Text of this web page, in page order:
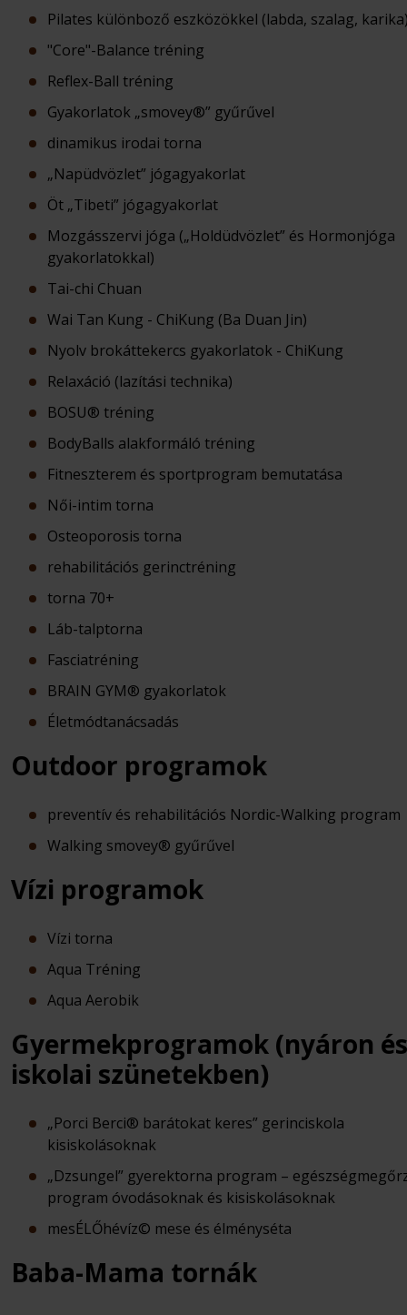
Pilates különboző eszközökkel (labda, szalag,
"Core"-Balance tréning
Reflex-Ball tréning
Gyakorlatok „smovey®” gyűrűvel
dinamikus irodai torna
„Napüdvözlet” jógagyakorlat
Öt „Tibeti” jógagyakorlat
Mozgásszervi jóga („Holdüdvözlet” és Hormonjóga
gyakorlatokkal)
Tai-chi Chuan
Wai Tan Kung - ChiKung (Ba Duan Jin)
Nyolv brokáttekercs gyakorlatok - ChiKung
Relaxáció (lazítási technika)
BOSU® tréning
BodyBalls alakformáló tréning
Fitneszterem és sportprogram bemutatása
Női-intim torna
Osteoporosis torna
rehabilitációs gerinctréning
torna 70+
Láb-talptorna
Fasciatréning
BRAIN GYM® gyakorlatok
Életmódtanácsadás
Outdoor programok
preventív és rehabilitációs Nordic-Walking program
Walking smovey® gyűrűvel
Vízi programok
Vízi torna
Aqua Tréning
Aqua Aerobik
Gyermekprogramok (nyáron és
iskolai szünetekben)
„Porci Berci® barátokat keres” gerinciskola
kisiskolásoknak
„Dzsungel” gyerektorna program –
program óvodásoknak és kisiskolásoknak
mesÉLŐhévíz© mese és élményséta
Baba-Mama tornák